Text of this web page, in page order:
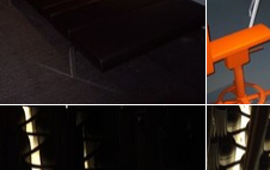
ELLE
LIFE
Rosy